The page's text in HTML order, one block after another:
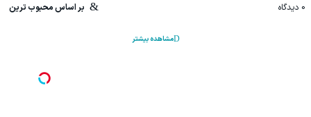
0 دیدگاه بر اساس محبوب ترین
مشاهده بیشتر